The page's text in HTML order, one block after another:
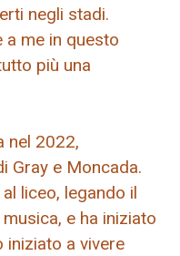
negli stadi.
me in questo
più una
nel 2022,
Gray e Moncada.
liceo, legando il
e ha iniziato
iniziato a vivere